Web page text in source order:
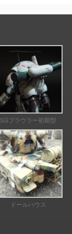
SGプラウラー初期型
ドールハウス